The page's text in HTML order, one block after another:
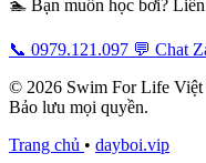
🏊 Bạn muốn học bơi?
📞 0979.121.097 💬 Chat
© 2026 Swim For Life Việt
Bảo lưu mọi quyền.
Trang chủ • dayboi.vip